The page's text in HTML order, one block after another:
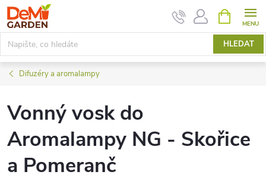
Přejít
na
obsah
HLEDAT
NÁKUPNÍ
KOŠÍK
Difuzéry a aromalampy
Vonný vosk do
Aromalampy NG - Skořice
a Pomeranč